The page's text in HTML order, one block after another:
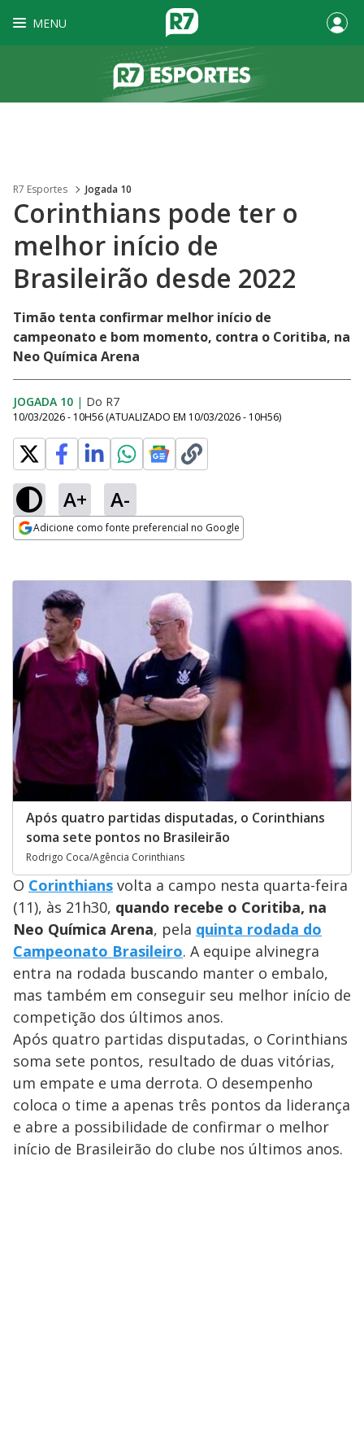
MENU
R7 Esportes Jogada 10
Corinthians pode ter o
melhor início de
Brasileirão desde 2022
Timão tenta confirmar melhor início de
campeonato e bom momento, contra o Coritiba, na
Neo Química Arena
JOGADA 10 | Do R7
10/03/2026 - 10H56 (ATUALIZADO EM 10/03/2026 - 10H56)
A+ A-
Adicione como fonte preferencial no Google
Após quatro partidas disputadas, o Corinthians
soma sete pontos no Brasileirão
Rodrigo Coca/Agência Corinthians
O Corinthians volta a campo nesta quarta-feira
(11), às 21h30, quando recebe o Coritiba, na
Neo Química Arena, pela quinta rodada do
Campeonato Brasileiro. A equipe alvinegra
entra na rodada buscando manter o embalo,
mas também em conseguir seu melhor início de
competição dos últimos anos.
Após quatro partidas disputadas, o Corinthians
soma sete pontos, resultado de duas vitórias,
um empate e uma derrota. O desempenho
coloca o time a apenas três pontos da liderança
e abre a possibilidade de confirmar o melhor
início de Brasileirão do clube nos últimos anos.